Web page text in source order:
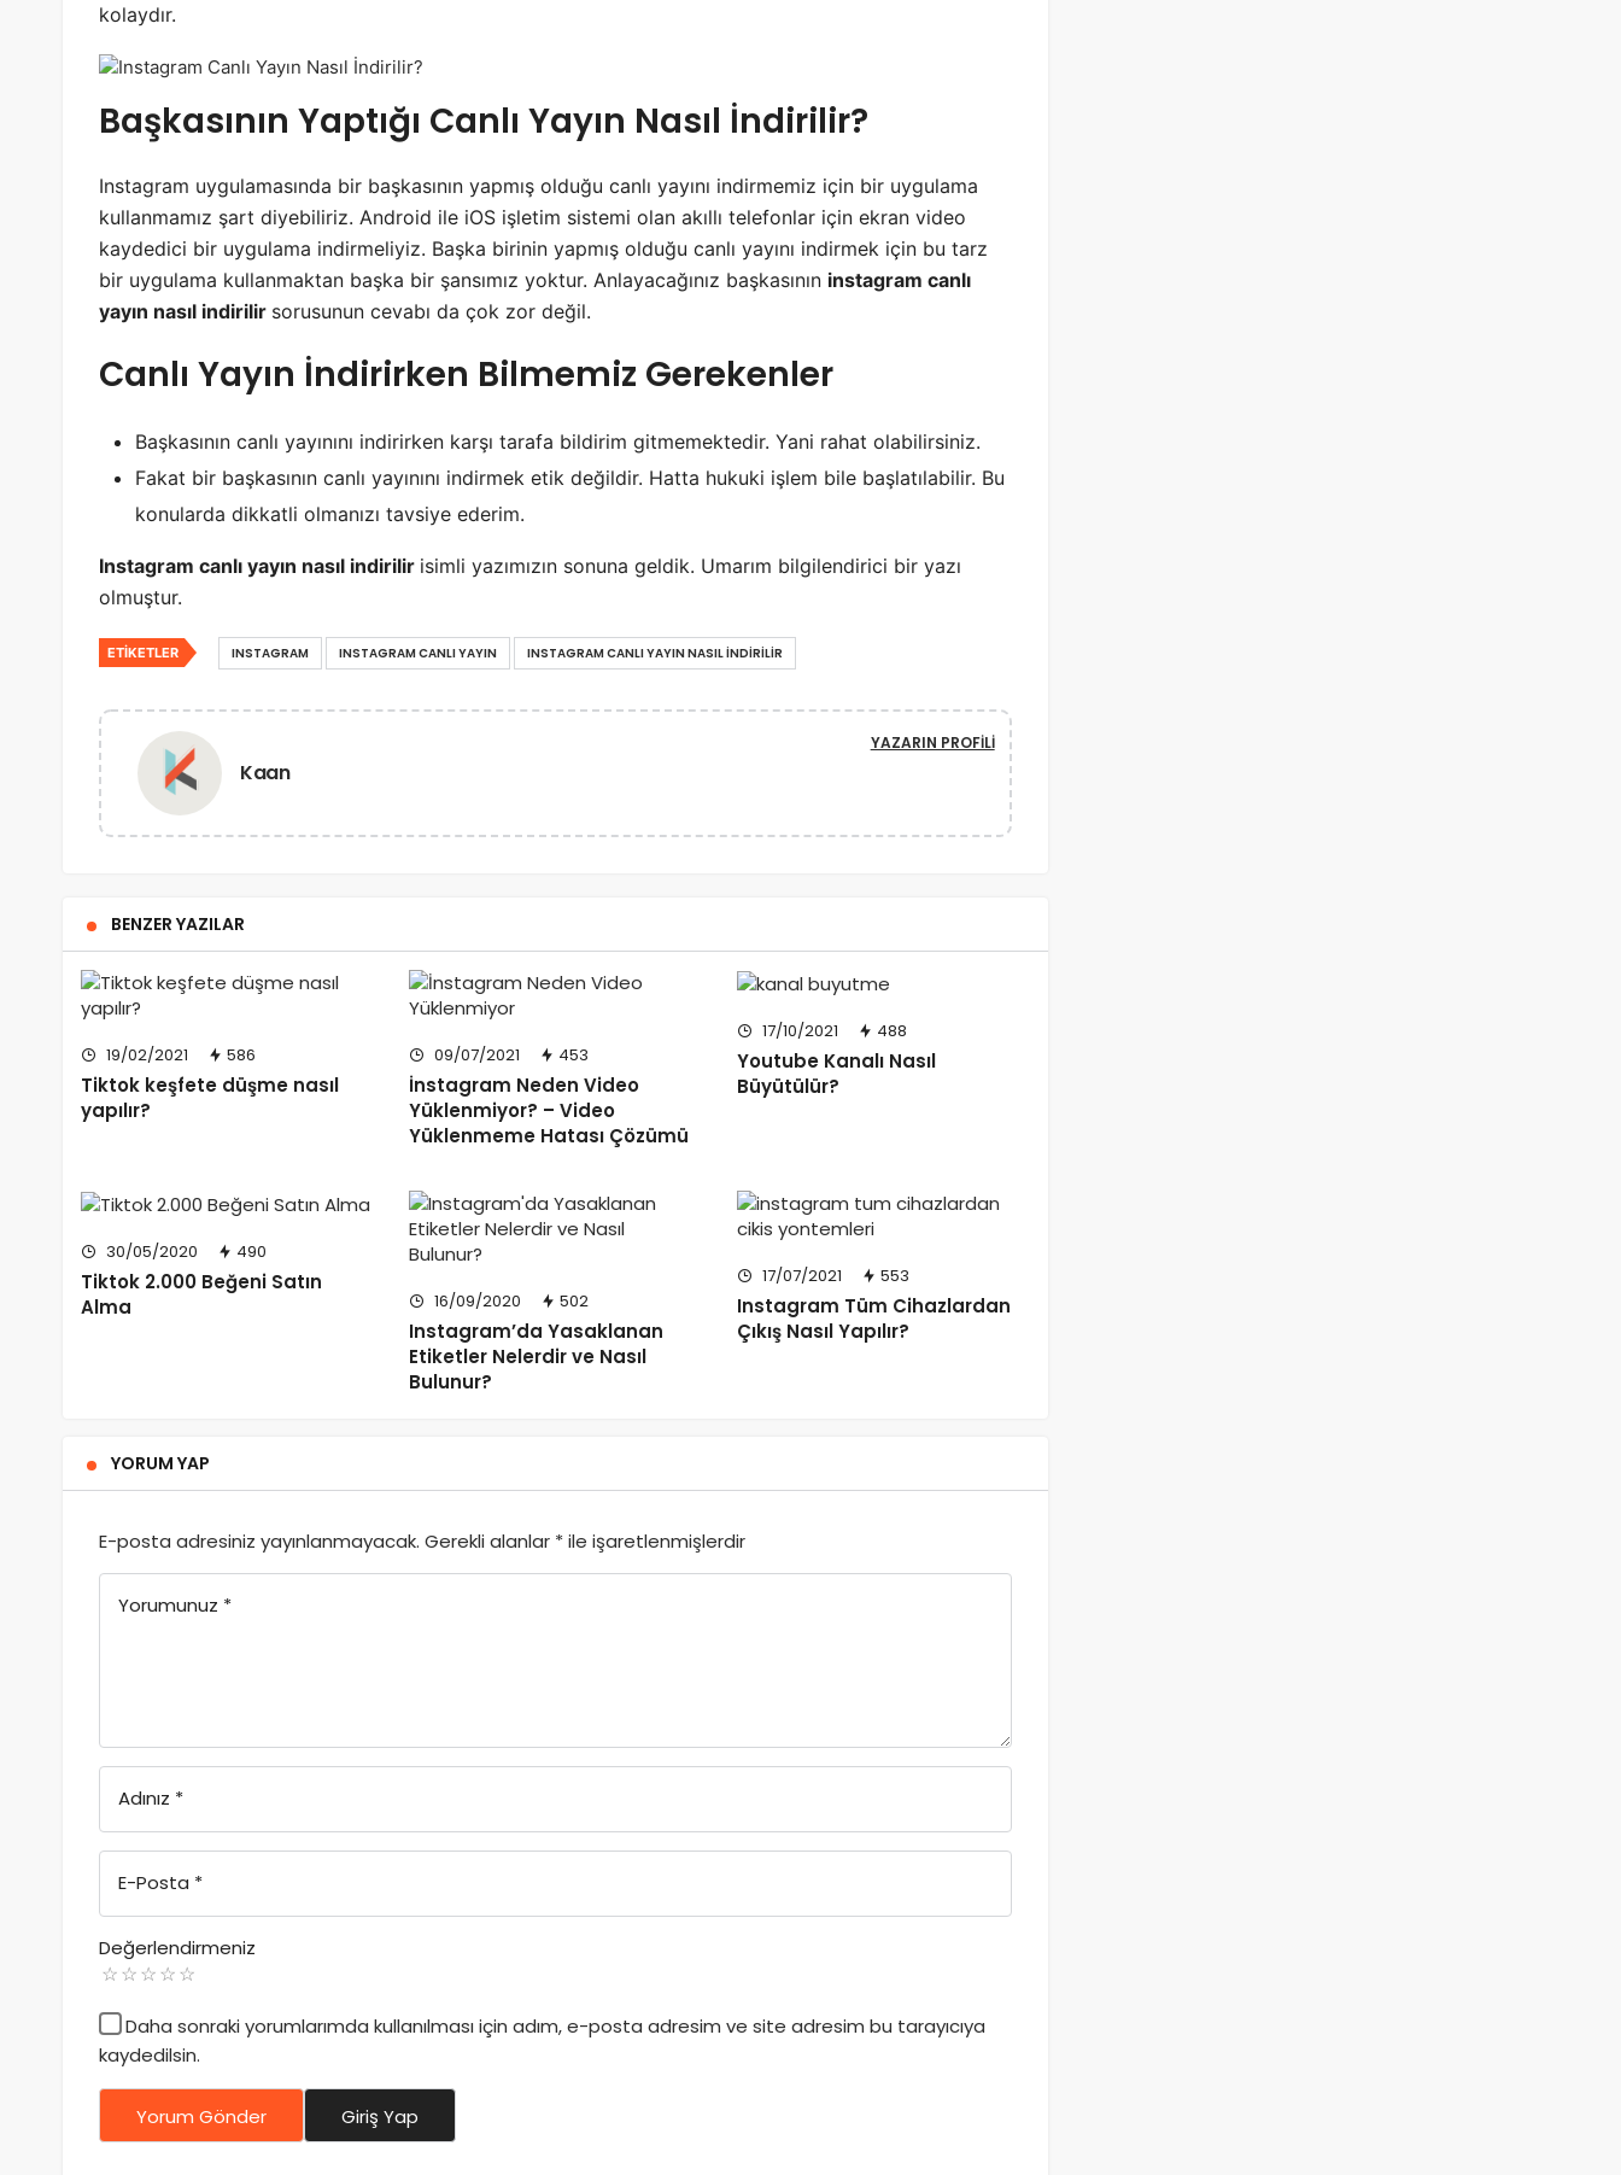
i
ı
?
kolaydır.
Başkasının Yaptığı Canlı Yayın Nasıl İndirilir?
Instagram uygulamasında bir başkasının yapmış olduğu canlı yayını indirmemiz için bir uygulama
kullanmamız şart diyebiliriz. Android ile iOS işletim sistemi olan akıllı telefonlar için ekran video
kaydedici bir uygulama indirmeliyiz. Başka birinin yapmış olduğu canlı yayını indirmek için bu tarz
bir uygulama kullanmaktan başka bir şansımız yoktur. Anlayacağınız başkasının instagram canlı
yayın nasıl indirilir sorusunun cevabı da çok zor değil.
Canlı Yayın İndirirken Bilmemiz Gerekenler
Başkasının canlı yayınını indirirken karşı tarafa bildirim gitmemektedir. Yani rahat olabilirsiniz.
Fakat bir başkasının canlı yayınını indirmek etik değildir. Hatta hukuki işlem bile başlatılabilir. Bu
konularda dikkatli olmanızı tavsiye ederim.
Instagram canlı yayın nasıl indirilir isimli yazımızın sonuna geldik. Umarım bilgilendirici bir yazı
olmuştur.
ETIKETLER INSTAGRAM INSTAGRAM CANLI YAYIN INSTAGRAM CANLI YAYIN NASIL İNDIRILIR
Kaan
YAZARIN PROFILI
BENZER YAZILAR
19/02/2021 586
Tiktok keşfete düşme nasıl
yapılır?
09/07/2021 453
İnstagram Neden Video
Yüklenmiyor? – Video
Yüklenmeme Hatası Çözümü
17/10/2021 488
Youtube Kanalı Nasıl
Büyütülür?
30/05/2020 490
Tiktok 2.000 Beğeni Satın
Alma
16/09/2020 502
Instagram’da Yasaklanan
Etiketler Nelerdir ve Nasıl
Bulunur?
17/07/2021 553
Instagram Tüm Cihazlardan
Çıkış Nasıl Yapılır?
YORUM YAP
E-posta adresiniz yayınlanmayacak. Gerekli alanlar *ile işaretlenmişlerdir
Yorumunuz *
Adınız *
E-Posta *
Değerlendirmeniz
Daha sonraki yorumlarımda kullanılması için adım, e-posta adresim ve site adresim bu tarayıcıya
kaydedilsin.
Yorum Gönder Giriş Yap